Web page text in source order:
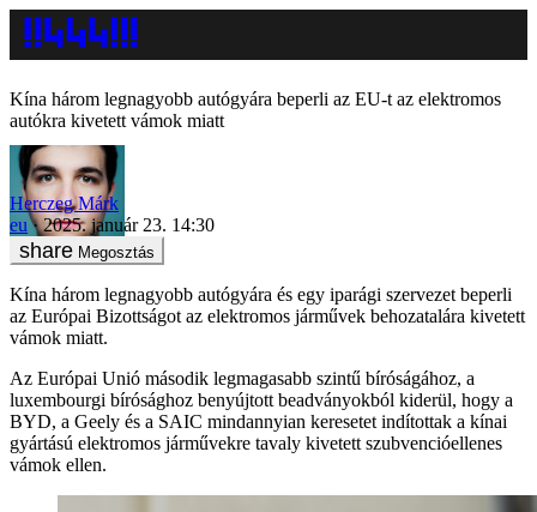
Kína három legnagyobb autógyára beperli az EU-t az elektromos
autókra kivetett vámok miatt
Herczeg Márk
eu
2025. január 23. 14:30
Megosztás
Kína három legnagyobb autógyára és egy iparági szervezet beperli
az Európai Bizottságot az elektromos járművek behozatalára kivetett
vámok miatt.
Az Európai Unió második legmagasabb szintű bíróságához, a
luxembourgi bírósághoz benyújtott beadványokból kiderül, hogy a
BYD, a Geely és a SAIC mindannyian keresetet indítottak a kínai
gyártású elektromos járművekre tavaly kivetett szubvencióellenes
vámok ellen.